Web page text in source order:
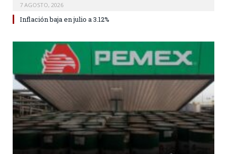
7 AGOSTO, 2026
Inflación baja en julio a 3.12%